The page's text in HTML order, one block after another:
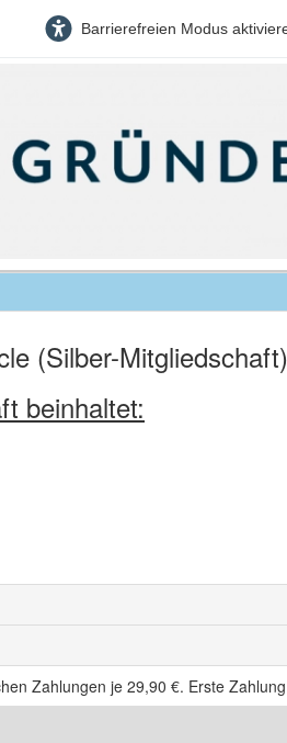
Barrierefreien Modus
(Silber-Mitgliedschaft)
beinhaltet:
Zahlungen je 29,90 €. Erste